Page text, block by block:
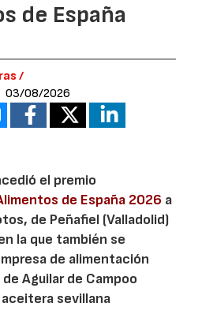
de España
/
03/08/2026
el premio
de España 2026 a
de Peñafiel (Valladolid)
la que también se
de alimentación
Aguilar de Campoo
aceitera sevillana